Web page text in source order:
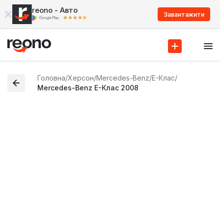
reono - Авто Завантажити
Головна/Херсон/Mercedes-Benz/E-Клас/
Mercedes-Benz E-Клас 2008